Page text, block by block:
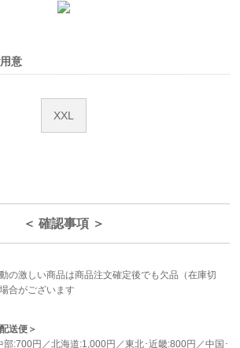
意
XXL
＜ 確認事項 ＞
の激しい商品は商品注文確定後でも欠品（在庫切
合がございます
送便＞
部:700円／北海道:1,000円／東北･近畿:800円／中国･